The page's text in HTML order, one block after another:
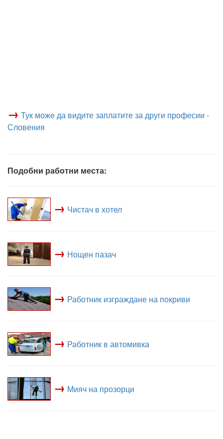
→ Тук може да видите заплатите за други професии -
Словения
Подобни работни места:
→ Чистач в хотел
→ Нощен пазач
→ Работник изграждане на покриви
→ Работник в автомивка
→ Мияч на прозорци